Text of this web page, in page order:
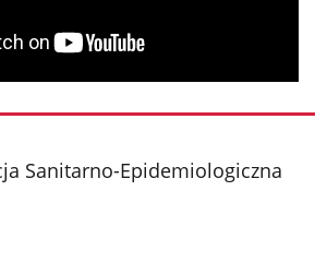
Sanitarno-Epidemiologiczna